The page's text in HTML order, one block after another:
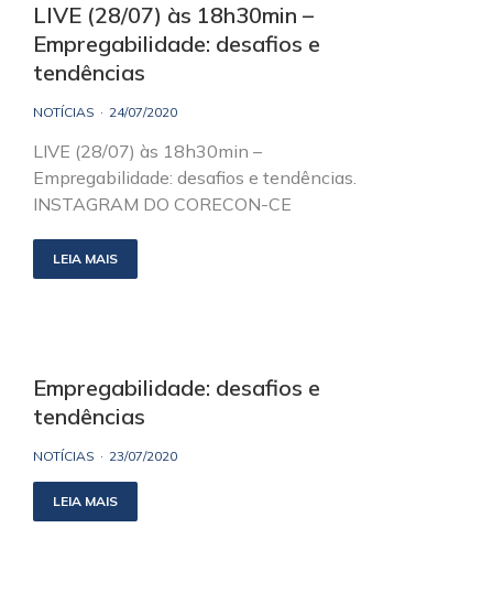
LIVE (28/07) às 18h30min –
Empregabilidade: desafios e
tendências
NOTÍCIAS 24/07/2020
LIVE (28/07) às 18h30min –
Empregabilidade: desafios e tendências.
INSTAGRAM DO CORECON-CE
LEIA MAIS
Empregabilidade: desafios e
tendências
NOTÍCIAS 23/07/2020
LEIA MAIS